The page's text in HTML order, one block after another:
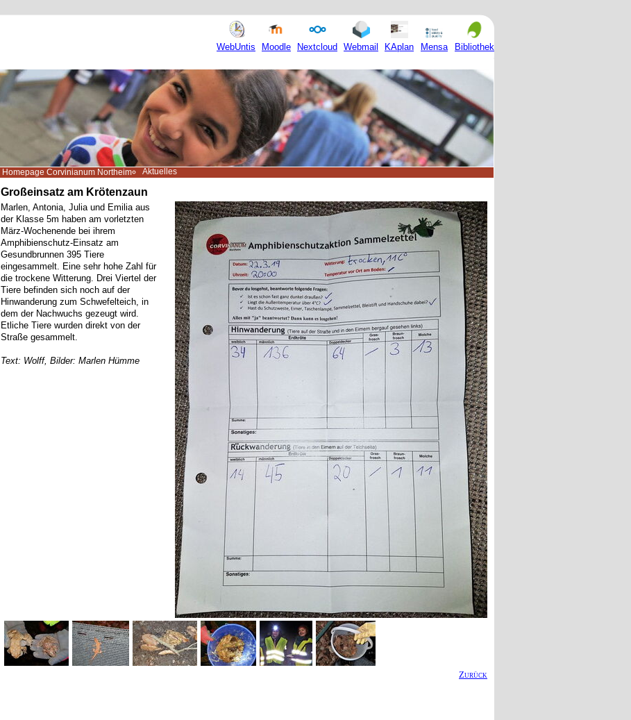
WebUntis Moodle Nextcloud Webmail KAplan Mensa Bibliothek
Homepage Corvinianum Northeim Aktuelles
Großeinsatz am Krötenzaun
Marlen, Antonia, Julia und Emilia aus
der Klasse 5m haben am vorletzten
März-Wochenende bei ihrem
Amphibienschutz-Einsatz am
Gesundbrunnen 395 Tiere
eingesammelt. Eine sehr hohe Zahl für
die trockene Witterung. Drei Viertel der
Tiere befinden sich noch auf der
Hinwanderung zum Schwefelteich, in
dem der Nachwuchs gezeugt wird.
Etliche Tiere wurden direkt von der
Straße gesammelt.
Text: Wolff, Bilder: Marlen Hümme
Zurück